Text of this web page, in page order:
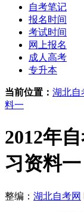
自考笔记
报名时间
考试时间
网上报名
成人高考
专升本
当前位置： 湖北自
料一
2012年
习资料一
整编： 湖北自考网